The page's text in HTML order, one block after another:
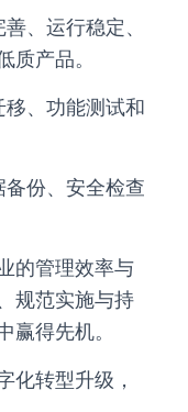
、运行稳定、
产品。
、功能测试和
份、安全检查
的管理效率与
规范实施与持
得先机。
化转型升级，